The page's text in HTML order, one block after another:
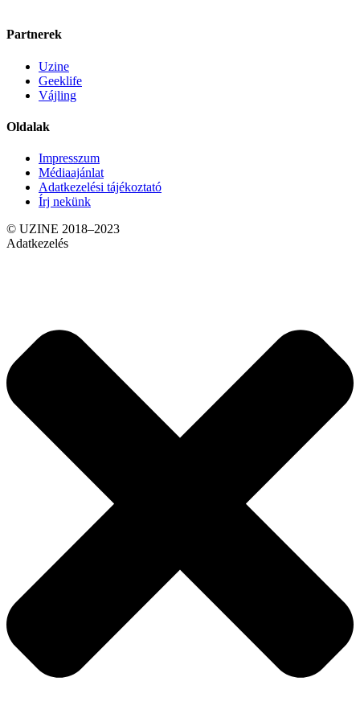
Partnerek
Uzine
Geeklife
Vájling
Oldalak
Impresszum
Médiaajánlat
Adatkezelési tájékoztató
Írj nekünk
© UZINE 2018–2023
Adatkezelés